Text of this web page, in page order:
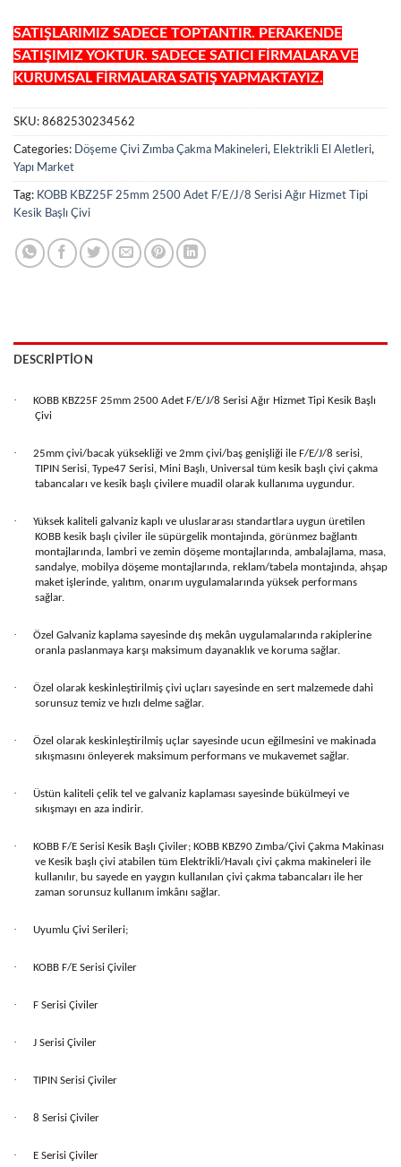
SATIŞLARIMIZ SADECE TOPTANTIR. PERAKENDE
SATIŞIMIZ YOKTUR. SADECE SATICI FİRMALARA VE
KURUMSAL FİRMALARA SATIŞ YAPMAKTAYIZ.
SKU: 8682530234562
Categories: Döşeme Çivi Zımba Çakma Makineleri, Elektrikli El Aletleri,
Yapı Market
Tag: KOBB KBZ25F 25mm 2500 Adet F/E/J/8 Serisi Ağır Hizmet Tipi
Kesik Başlı Çivi
DESCRIPTION
·
KOBB KBZ25F 25mm 2500 Adet F/E/J/8 Serisi Ağır Hizmet Tipi Kesik Başlı
Çivi
·
25mm çivi/bacak yüksekliği ve 2mm çivi/baş genişliği ile F/E/J/8 serisi,
TIPIN Serisi, Type47 Serisi, Mini Başlı, Universal tüm kesik başlı çivi çakma
tabancaları ve kesik başlı çivilere muadil olarak kullanıma uygundur.
·
Yüksek kaliteli galvaniz kaplı ve uluslararası standartlara uygun üretilen
KOBB kesik başlı çiviler ile süpürgelik montajında, görünmez bağlantı
montajlarında, lambri ve zemin döşeme montajlarında, ambalajlama, masa,
sandalye, mobilya döşeme montajlarında, reklam/tabela montajında, ahşap
maket işlerinde, yalıtım, onarım uygulamalarında yüksek performans
sağlar.
·
Özel Galvaniz kaplama sayesinde dış mekân uygulamalarında rakiplerine
oranla paslanmaya karşı maksimum dayanaklık ve koruma sağlar.
·
Özel olarak keskinleştirilmiş çivi uçları sayesinde en sert malzemede dahi
sorunsuz temiz ve hızlı delme sağlar.
·
Özel olarak keskinleştirilmiş uçlar sayesinde ucun eğilmesini ve makinada
sıkışmasını önleyerek maksimum performans ve mukavemet sağlar.
·
Üstün kaliteli çelik tel ve galvaniz kaplaması sayesinde bükülmeyi ve
sıkışmayı en aza indirir.
·
KOBB F/E Serisi Kesik Başlı Çiviler; KOBB KBZ90 Zımba/Çivi Çakma Makinası
ve Kesik başlı çivi atabilen tüm Elektrikli/Havalı çivi çakma makineleri ile
kullanılır, bu sayede en yaygın kullanılan çivi çakma tabancaları ile her
zaman sorunsuz kullanım imkânı sağlar.
· Uyumlu Çivi Serileri;
· KOBB F/E Serisi Çiviler
· F Serisi Çiviler
· J Serisi Çiviler
· TIPIN Serisi Çiviler
· 8 Serisi Çiviler
· E Serisi Çiviler